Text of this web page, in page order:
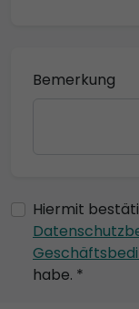
Bemerkung
Hiermit
habe. *